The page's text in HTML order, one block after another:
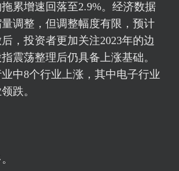
累增速回落至2.9%。经济数据
调整，但调整幅度有限，预计
，投资者更加关注2023年的边
震荡整理后仍具备上涨基础。
中8个行业上涨，其中电子行业
跌。